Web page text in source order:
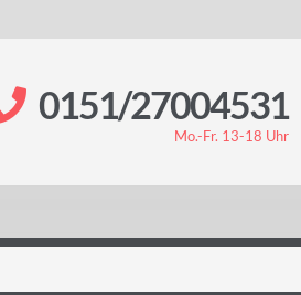
0151/27004531
Mo.-Fr. 13-18 Uhr